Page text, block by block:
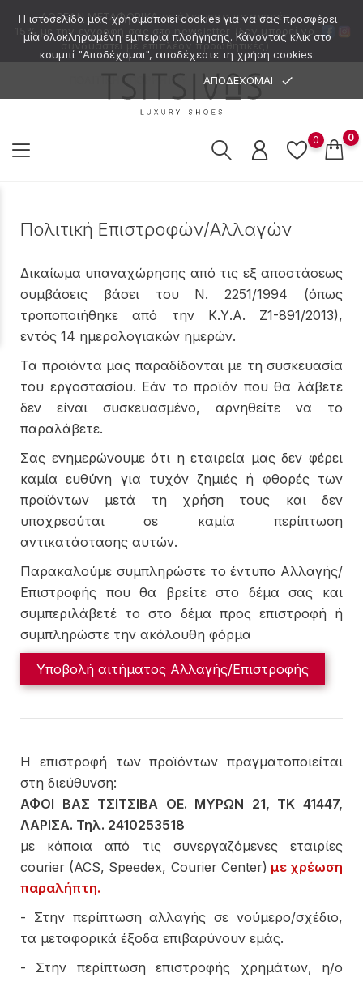
ΔΩΡΕΑΝ ΜΕΤΑΦΟΡΙΚΑσε όλες σας τις αγορές
15% με την εγγραφή σας στο newsletter (δεν μπορεί να
συνδυαστεί με επιπλέον προωθητικές)
0 0
Η ιστοσελίδα μας χρησιμοποιεί cookies για να σας προσφέρει
μία ολοκληρωμένη εμπειρία πλοήγησης. Κάνοντας κλικ στο
κουμπί "Αποδέχομαι", αποδέχεστε τη χρήση cookies.
ΠΟΛΙΤΙΚΗ ΑΠΟΡΡΗΤΟΥ ΑΠΟΔΕΧΟΜΑΙ done
Πολιτική Επιστροφών/Αλλαγών
Δικαίωμα υπαναχώρησης από τις εξ αποστάσεως
συμβάσεις βάσει του Ν. 2251/1994 (όπως
τροποποιήθηκε από την Κ.Υ.Α. Ζ1-891/2013),
εντός 14 ημερολογιακών ημερών.
Τα προϊόντα μας παραδίδονται με τη συσκευασία
του εργοστασίου. Εάν το προϊόν που θα λάβετε
δεν είναι συσκευασμένο, αρνηθείτε να το
παραλάβετε.
Σας ενημερώνουμε ότι η εταιρεία μας δεν φέρει
καμία ευθύνη για τυχόν ζημιές ή φθορές των
προϊόντων μετά τη χρήση τους και δεν
υποχρεούται σε καμία περίπτωση
αντικατάστασης αυτών.
Παρακαλούμε συμπληρώστε το έντυπο Αλλαγής/
Επιστροφής που θα βρείτε στο δέμα σας και
συμπεριλάβετέ το στο δέμα προς επιστροφή ή
συμπληρώστε την ακόλουθη φόρμα
Υποβολή αιτήματος Αλλαγής/Επιστροφής
Η επιστροφή των προϊόντων πραγματοποιείται
στη διεύθυνση:
ΑΦΟΙ ΒΑΣ ΤΣΙΤΣΙΒΑ ΟΕ. ΜΥΡΩΝ 21, ΤΚ 41447,
ΛΑΡΙΣΑ. Τηλ. 2410253518
με κάποια από τις συνεργαζόμενες εταιρίες
courier (ACS, Speedex, Courier Center) με χρέωση
παραλήπτη.
- Στην περίπτωση αλλαγής σε νούμερο/σχέδιο,
τα μεταφορικά έξοδα επιβαρύνουν εμάς.
- Στην περίπτωση επιστροφής χρημάτων, η/ο